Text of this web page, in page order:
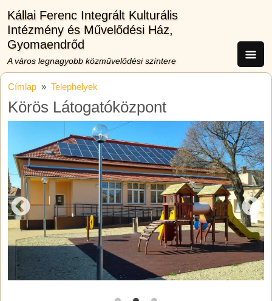
Kállai Ferenc Integrált Kulturális
Intézmény és Művelődési Ház,
Gyomaendrőd
A város legnagyobb közművelődési színtere
Címlap Telephelyek
Körös Látogatóközpont